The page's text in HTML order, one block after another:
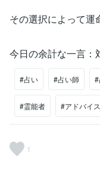
その選択によって運
今日の余計な一言：
#占い #占い師
#霊能者 #アドバイス
1